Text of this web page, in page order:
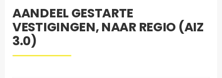
AANDEEL GESTARTE
VESTIGINGEN, NAAR REGIO (AIZ
3.0)